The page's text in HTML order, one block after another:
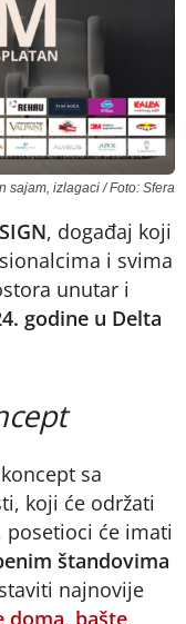
sajam, izlagaci / Foto: Sfera
, događaj koji
i svima
unutar i
godine u Delta
sa
koji će održati
posetioci će imati
štandovima
najnovije